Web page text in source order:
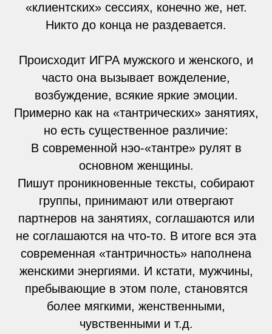
«клиентских» сессиях, конечно же, нет.
Никто до конца не раздевается.
Происходит ИГРА мужского и женского, и
часто она вызывает вожделение,
возбуждение, всякие яркие эмоции.
Примерно как на «тантрических» занятиях,
но есть существенное различие:
В современной нэо-«тантре» рулят в
основном женщины.
Пишут проникновенные тексты, собирают
группы, принимают или отвергают
партнеров на занятиях, соглашаются или
не соглашаются на что-то. В итоге вся эта
современная «тантричность» наполнена
женскими энергиями. И кстати, мужчины,
пребывающие в этом поле, становятся
более мягкими, женственными,
чувственными и т.д.